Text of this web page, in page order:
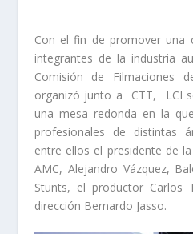
Con el fin de promover una
integrantes de la industria
Comisión de Filmaciones
organizó junto a CTT, LCI
una mesa redonda en la
profesionales de distintas
entre ellos el presidente de
AMC, Alejandro Vázquez,
Stunts, el productor
dirección Bernardo Jasso.